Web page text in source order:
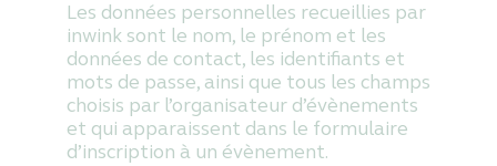
Les données personnelles recueillies par
inwink sont le nom, le prénom et les
données de contact, les identifiants et
mots de passe, ainsi que tous les champs
choisis par l’organisateur d’évènements
et qui apparaissent dans le formulaire
d’inscription à un évènement.